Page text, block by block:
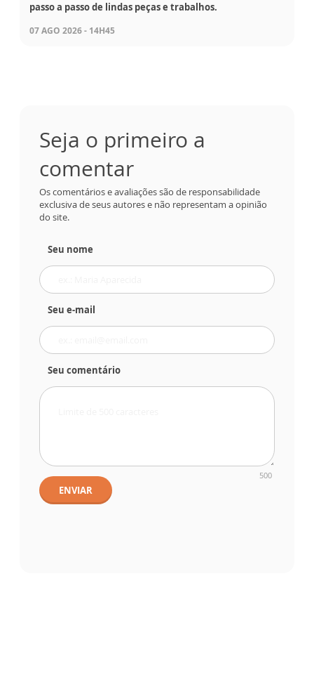
passo a passo de lindas peças e trabalhos.
07 AGO 2026 - 14H45
Seja o primeiro a
comentar
Os comentários e avaliações são de responsabilidade
exclusiva de seus autores e não representam a opinião
do site.
Seu nome
Seu e-mail
Seu comentário
500
ENVIAR